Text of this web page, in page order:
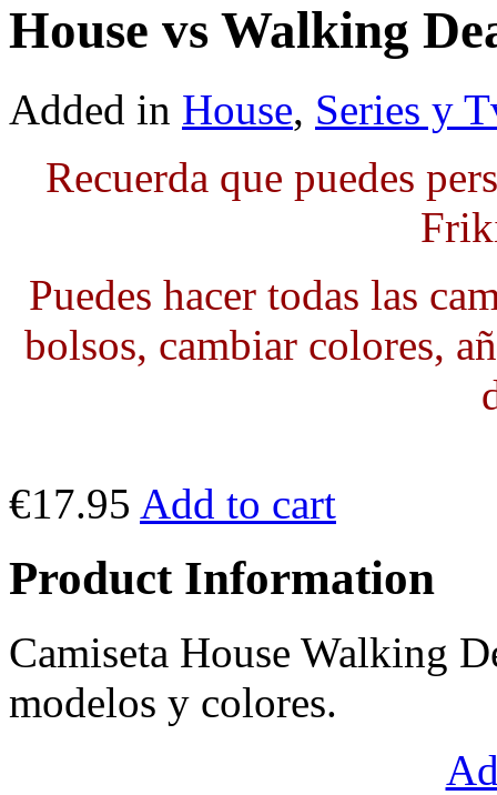
House vs Walking
Added in House, Series y
Recuerda que puedes
Puedes hacer todas las
bolsos, cambiar colores,
€17.95 Add to cart
Product Information
Camiseta House Walking
modelos y colores.